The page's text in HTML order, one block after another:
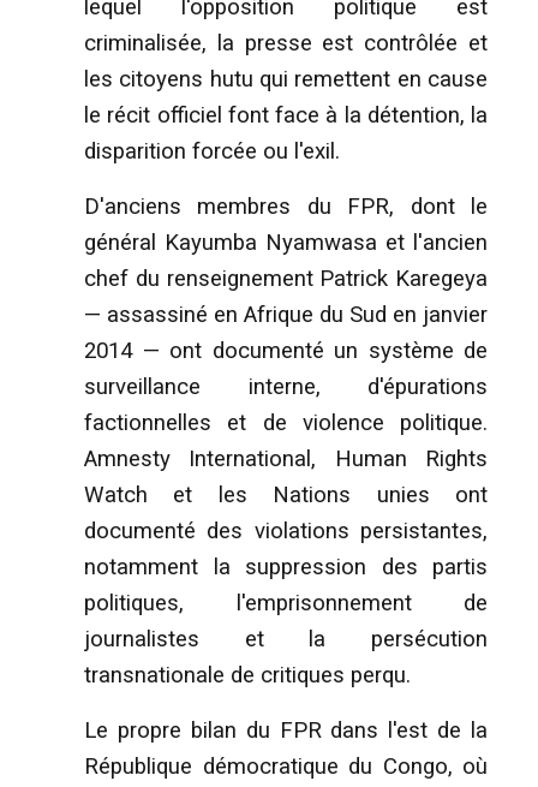
lequel l'opposition politique est
criminalisée, la presse est contrôlée et
les citoyens hutu qui remettent en cause
le récit officiel font face à la détention, la
disparition forcée ou l'exil.
D'anciens membres du FPR, dont le
général Kayumba Nyamwasa et l'ancien
chef du renseignement Patrick Karegeya
— assassiné en Afrique du Sud en janvier
2014 — ont documenté un système de
surveillance interne, d'épurations
factionnelles et de violence politique.
Amnesty International, Human Rights
Watch et les Nations unies ont
documenté des violations persistantes,
notamment la suppression des partis
politiques, l'emprisonnement de
journalistes et la persécution
transnationale de critiques perqu.
Le propre bilan du FPR dans l'est de la
République démocratique du Congo, où